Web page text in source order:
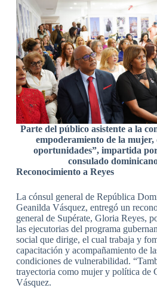
Parte del público asistente a la
empoderamiento de la mujer,
oportunidades”, impartida
consulado
Reconocimiento a Reyes
La cónsul general de República
Geanilda Vásquez, entregó un
general de Supérate, Gloria Reyes,
las ejecutorias del programa
social que dirige, el cual trabaja y
capacitación y acompañamiento de
condiciones de vulnerabilidad.
trayectoria como mujer y política de
Vásquez.